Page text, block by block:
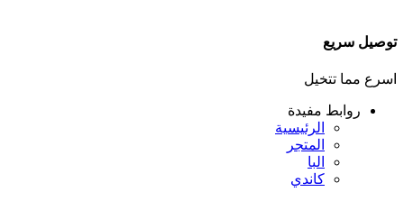
توصيل سريع
اسرع مما تتخيل
روابط مفيدة
الرئيسية
المتجر
البا
كاندي